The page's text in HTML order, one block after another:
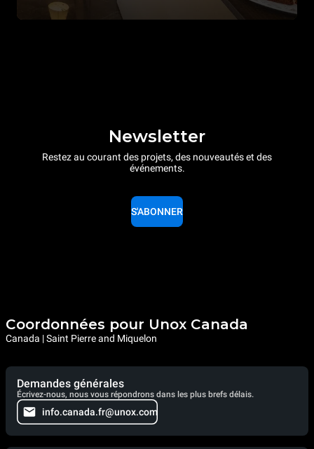
Newsletter
Restez au courant des projets, des nouveautés et des
événements.
S'ABONNER
Coordonnées pour Unox Canada
Canada | Saint Pierre and Miquelon
Demandes générales
Écrivez-nous, nous vous répondrons dans les plus brefs délais.
info.canada.fr@unox.com